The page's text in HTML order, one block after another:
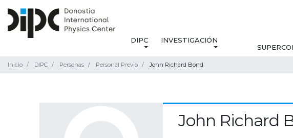
DIPC INVESTIGACIÓN
Inicio DIPC Personas Personal Previo John Richard Bond
John Richard